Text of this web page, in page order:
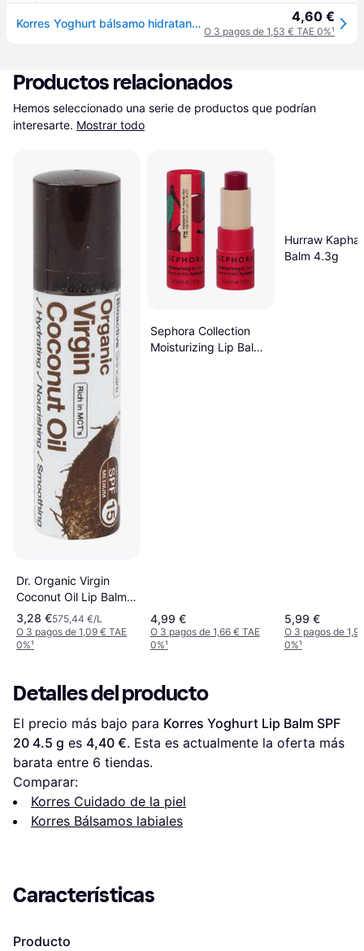
Korres Yoghurt bálsamo hidratante para labios SPF 20 4.5 g 4,60 €
O 3 pagos de 1,53 € TAE 0%¹
Productos relacionados
Hemos seleccionado una serie de productos que podrían
interesarte. Mostrar todo
Dr. Organic Virgin
Coconut Oil Lip Balm
SPF15 5.7ml
3,28 €575,44 €/L
O 3 pagos de 1,09 € TAE
0%¹
Sephora Collection
Moisturizing Lip Balms
4,99 €
O 3 pagos de 1,66 € TAE
0%¹
Hurraw Kapha
Balm 4.3g
5,99 €
O 3 pagos de
0%¹
Detalles del producto
El precio más bajo para Korres Yoghurt Lip Balm SPF
20 4.5 g es 4,40 €. Esta es actualmente la oferta más
barata entre 6 tiendas.
Comparar:
Korres Cuidado de la piel
Korres Bálsamos labiales
Características
Producto